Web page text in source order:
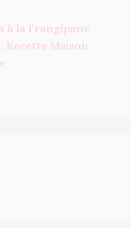
à la Frangipane
Recette Maison